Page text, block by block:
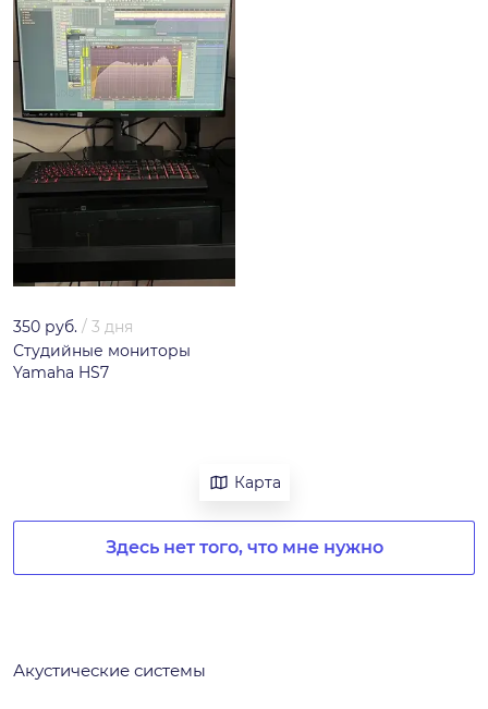
350 руб. / 3 дня
Студийные мониторы
Yamaha HS7
Карта
Здесь нет того, что мне нужно
Акустические системы